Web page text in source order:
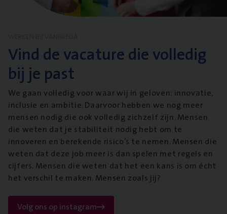
Vind de vacature die volledig
bij je past
We gaan volledig voor waar wij in geloven: innovatie,
inclusie en ambitie. Daarvoor hebben we nog meer
mensen nodig die ook volledig zichzelf zijn. Mensen
die weten dat je stabiliteit nodig hebt om te
innoveren en berekende risico’s te nemen. Mensen die
weten dat deze job meer is dan spelen met regels en
cijfers. Mensen die weten dat het een kans is om écht
het verschil te maken. Mensen zoals jij?
Volg ons op instagram